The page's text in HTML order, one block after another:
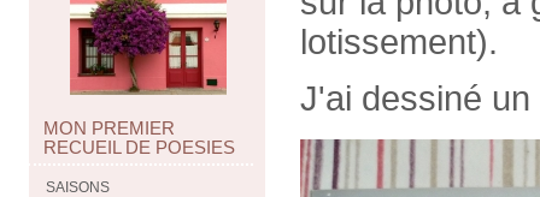
MON PREMIER
RECUEIL DE POESIES
SAISONS
lotissement).
J'ai dessiné